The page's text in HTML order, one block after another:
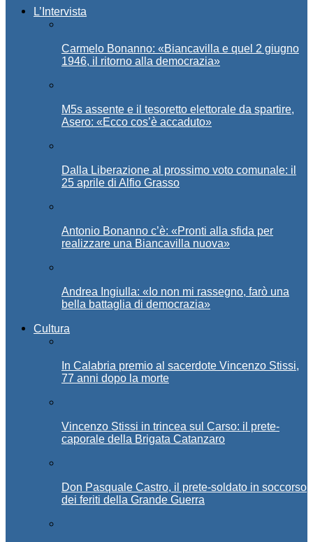
L’Intervista
Carmelo Bonanno: «Biancavilla e quel 2 giugno
1946, il ritorno alla democrazia»
M5s assente e il tesoretto elettorale da spartire,
Asero: «Ecco cos’è accaduto»
Dalla Liberazione al prossimo voto comunale: il
25 aprile di Alfio Grasso
Antonio Bonanno c’è: «Pronti alla sfida per
realizzare una Biancavilla nuova»
Andrea Ingiulla: «Io non mi rassegno, farò una
bella battaglia di democrazia»
Cultura
In Calabria premio al sacerdote Vincenzo Stissi,
77 anni dopo la morte
Vincenzo Stissi in trincea sul Carso: il prete-
caporale della Brigata Catanzaro
Don Pasquale Castro, il prete-soldato in soccorso
dei feriti della Grande Guerra